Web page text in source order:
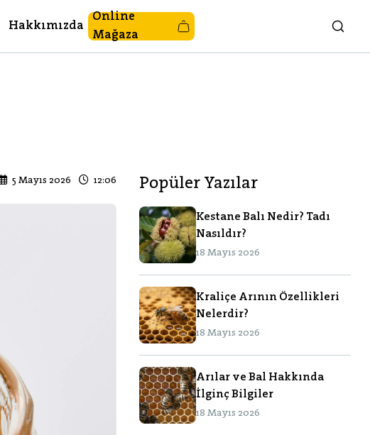
Hakkımızda
Online
Mağaza
5 Mayıs 2026 12:06 Popüler Yazılar
Kestane Balı Nedir? Tadı
Nasıldır?
18 Mayıs 2026
Kraliçe Arının Özellikleri
Nelerdir?
18 Mayıs 2026
Arılar ve Bal Hakkında
İlginç Bilgiler
18 Mayıs 2026